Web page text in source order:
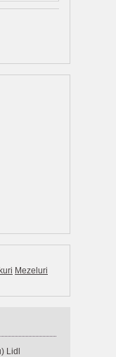
Mezeluri
Lidl